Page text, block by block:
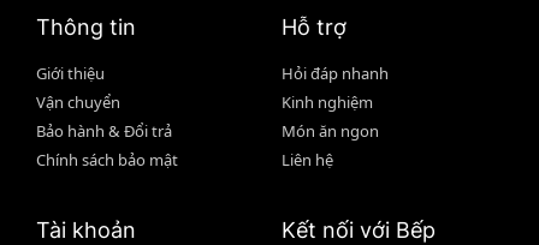
Thông tin
Giới thiệu
Vận chuyển
Bảo hành & Đổi trả
Chính sách bảo mật
Hỗ trợ
Hỏi đáp nhanh
Kinh nghiệm
Món ăn ngon
Liên hệ
Tài khoản Kết nối với Bếp